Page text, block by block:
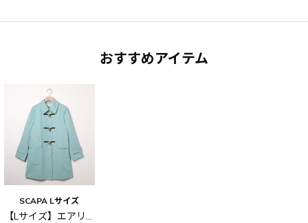
おすすめアイテム
SCAPA Lサイズ
【Lサイズ】エアリーツイルコート